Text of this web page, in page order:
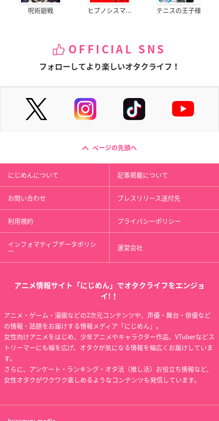
呪術廻戦 ヒプノシスマ... テニスの王子様
OFFICIAL SNS
フォローしてより楽しいオタクライフ！
ページの先頭へ
にじめんについて 記事掲載について
お問い合わせ プレスリリース送付先
利用規約 プライバシーポリシー
インフォマティブデータポリシ
ー 運営会社
アニメ情報サイト「にじめん」でオタクライフをエンジョ
イ!！
アニメ・ゲーム・漫画などの2次元コンテンツや、声優・舞台・俳優など
の情報・話題をお届けする情報メディア「にじめん」。
女性向けアニメをはじめ、少年アニメやキャラクター作品、VTuberなどス
トリーマーにも幅を広げ、オタクが気になる情報を幅広くお届けしていま
す。
さらに、アンケート・ランキング・オタ活（推し活）お役立ち情報など、
女性オタクがワクワク楽しめるようなコンテンツも発信しています。